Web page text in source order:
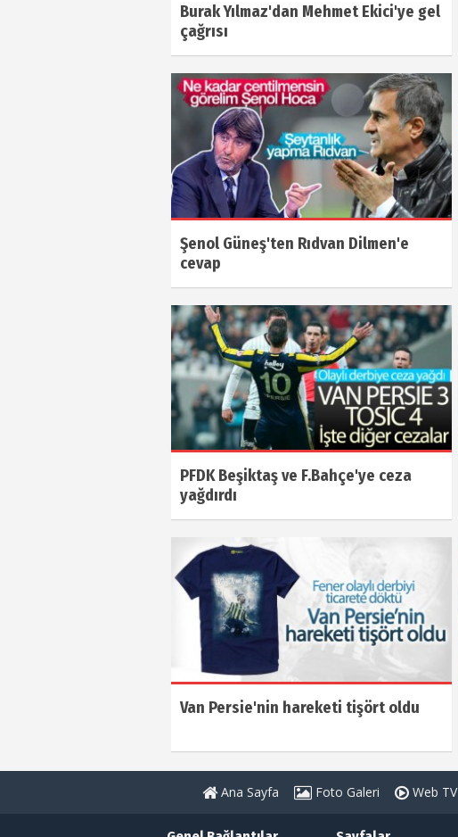
Burak Yılmaz'dan Mehmet Ekici'ye gel
çağrısı
Şenol Güneş'ten Rıdvan Dilmen'e
cevap
PFDK Beşiktaş ve F.Bahçe'ye ceza
yağdırdı
Van Persie'nin hareketi tişört oldu
Ana Sayfa Foto Galeri Web TV